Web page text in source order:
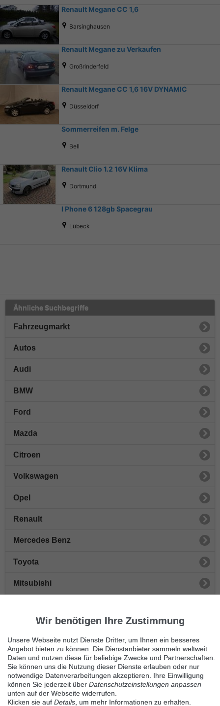
Renault Megane CC 1,6
Barsinghausen
Renault Megane zu Verkaufen
Großrinderfeld
Renault Megane CC 1,6 16V DYNAMIC
Düsseldorf
Sommerreifen m. Felge
Bell
Renault Clio 1.2 16V Klima
Dortmund
I Phone 6 128gb Spacegrau
Lübeck
Ähnliche Suchbegriffe
Fahrzeugmarkt
Autos
Audi
BMW
Ford
Mazda
Citroen
Volkswagen
Opel
Renault
Mercedes Benz
Toyota
Mitsubishi
Peugeot
Sonstige Autos
Nissan
Seat
Wir benötigen Ihre Zustimmung
Unsere Webseite nutzt Dienste Dritter, um Ihnen ein besseres
Angebot bieten zu können. Die Dienstanbieter sammeln weltweit
Daten und nutzen diese für beliebige Zwecke und Partnerschaften.
Sie können uns die Nutzung dieser Dienste erlauben oder nur
notwendige Datenverarbeitungen akzeptieren. Ihre Einwilligung
können Sie jederzeit über Datenschutzeinstellungen anpassen
unten auf der Webseite widerrufen.
Klicken sie auf Details , um mehr Informationen zu erhalten.